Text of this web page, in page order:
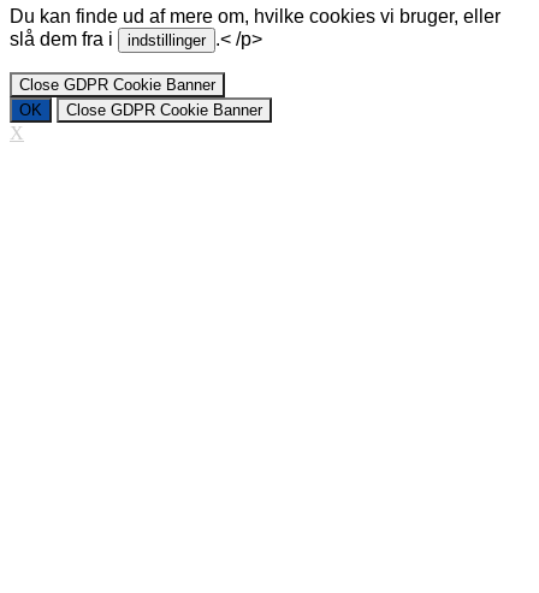
Du kan finde ud af mere om, hvilke cookies vi bruger, eller
slå dem fra i
indstillinger .< /p>
Close GDPR Cookie Banner
OK
Close GDPR Cookie Banner
X